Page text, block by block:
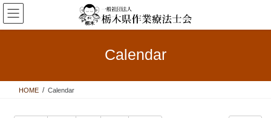
コ
ン
テ
ス
ナ
ビ
ゲ
ン
Calendar
HOME Calendar